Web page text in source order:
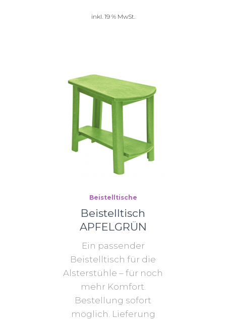
inkl. 19 % MwSt.
Beistelltische
Beistelltisch
APFELGRÜN
Ein passender
Beistelltisch für die
Alsterstühle – für noch
mehr Komfort.
Bestellung sofort
möglich. Lieferung